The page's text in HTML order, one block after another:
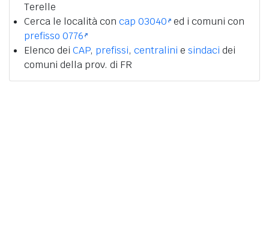
Terelle
Cerca le località con cap 03040 ed i comuni con
prefisso 0776
Elenco dei CAP, prefissi, centralini e sindaci dei
comuni della prov. di FR